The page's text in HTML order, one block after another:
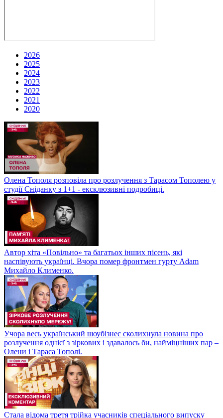
2026
2025
2024
2023
2022
2021
2020
Олена Тополя розповіла про розлучення з Тарасом Тополею у
студії Сніданку з 1+1 - ексклюзивні подробиці.
Автор хіта «Повільно» та багатьох інших пісень, які
наспівують українці. Вчора помер фронтмен гурту Adam
Михайло Клименко.
Учора весь український шоубізнес сколихнула новина про
розлучення однієї з зіркових і здавалось би, найміцніших пар –
Олени і Тараса Тополі.
Стала відома третя трійка учасників спеціального випуску